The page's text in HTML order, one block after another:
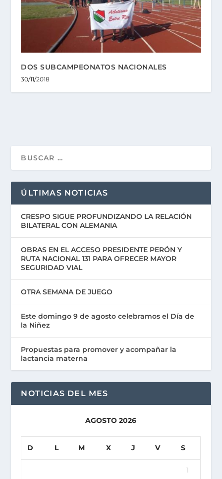
DOS SUBCAMPEONATOS NACIONALES
30/11/2018
ÚLTIMAS NOTICIAS
CRESPO SIGUE PROFUNDIZANDO LA RELACIÓN
BILATERAL CON ALEMANIA
OBRAS EN EL ACCESO PRESIDENTE PERÓN Y
RUTA NACIONAL 131 PARA OFRECER MAYOR
SEGURIDAD VIAL
OTRA SEMANA DE JUEGO
Este domingo 9 de agosto celebramos el Día de
la Niñez
Propuestas para promover y acompañar la
lactancia materna
NOTICIAS DEL MES
AGOSTO 2026
D L M X J V S
1